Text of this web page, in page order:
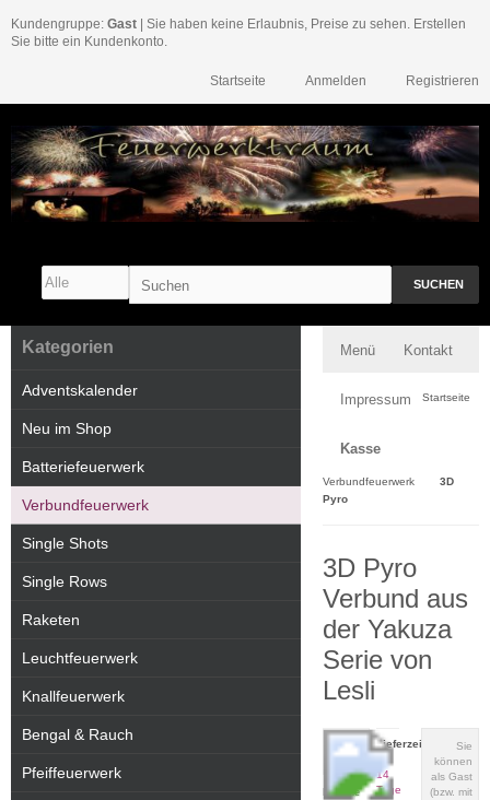
Kundengruppe: Gast | Sie haben keine Erlaubnis, Preise zu sehen. Erstellen
Sie bitte ein Kundenkonto.
Registrieren
Anmelden
Startseite
SUCHEN
Menü Kontakt
Impressum
Kasse
Startseite
Verbundfeuerwerk
3D
Pyro
3D Pyro
Verbund aus
der Yakuza
Serie von
Lesli
Für eine
Sie
können
als Gast
(bzw. mit
Lieferzeit:
7 -
14
Tage
Kategorien
Adventskalender
Neu im Shop
Batteriefeuerwerk
Verbundfeuerwerk
Single Shots
Single Rows
Raketen
Leuchtfeuerwerk
Knallfeuerwerk
Bengal & Rauch
Pfeiffeuerwerk